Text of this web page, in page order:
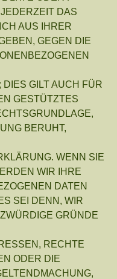
DAS
AUS IHRER
GEGEN DIE
GILT AUCH FÜR
GESTÜTZTES
BERUHT,
WENN SIE
WIR IHRE
DATEN
SEI DENN, WIR
GRÜNDE
RECHTE
ODER DIE